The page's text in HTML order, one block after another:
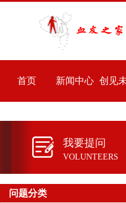
首页 新闻中心 创见
我要提问
VOLUNTEERS
问题分类